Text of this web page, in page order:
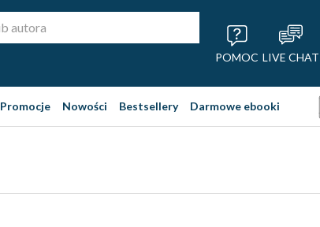
POMOC LIVE CHAT
Promocje Nowości Bestsellery Darmowe ebooki